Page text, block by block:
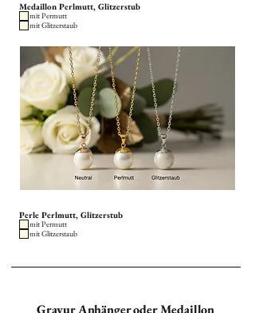
Medaillon Perlmutt, Glitzerstub
mit Permutt
mit Glitzerstaub
Perle Perlmutt, Glitzerstub
mit Permutt
mit Glitzerstaub
Gravur Anhänger oder Medaillon